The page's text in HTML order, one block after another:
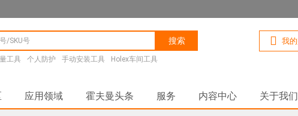
搜索
工具 个人防护 手动安装工具 Holex车间工具
我
应用领域 霍夫曼头条 服务 内容中心 关于我们